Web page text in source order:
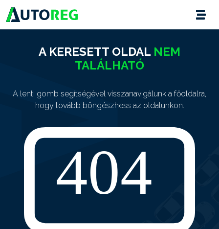
A KERESETT OLDAL NEM
TALÁLHATÓ
A lenti gomb segítségével visszanavigálunk a főoldalra,
hogy tovább böngészhess az oldalunkon.